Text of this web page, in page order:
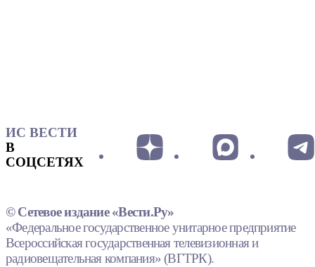
ИС ВЕСТИ
В
СОЦСЕТЯХ
© Сетевое издание «Вести.Ру»
«Федеральное государственное унитарное предприятие
Всероссийская государственная телевизионная и
радиовещательная компания» (ВГТРК).